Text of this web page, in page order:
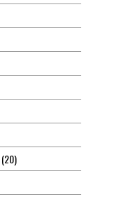
(20)